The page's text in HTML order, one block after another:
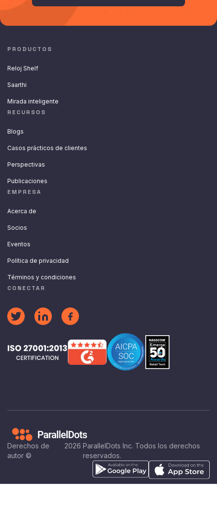
PRODUCTOS
Reloj Shelf
Saarthi
Mirada inteligente
RECURSOS
Blogs
Casos prácticos de clientes
Perspectivas
Publicaciones
EMPRESA
Acerca de
Socios
Eventos
Política de privacidad
Términos y condiciones
CONECTAR
Derechos de
autor ©
2026 ParallelDots Inc. Todos los derechos
reservados.